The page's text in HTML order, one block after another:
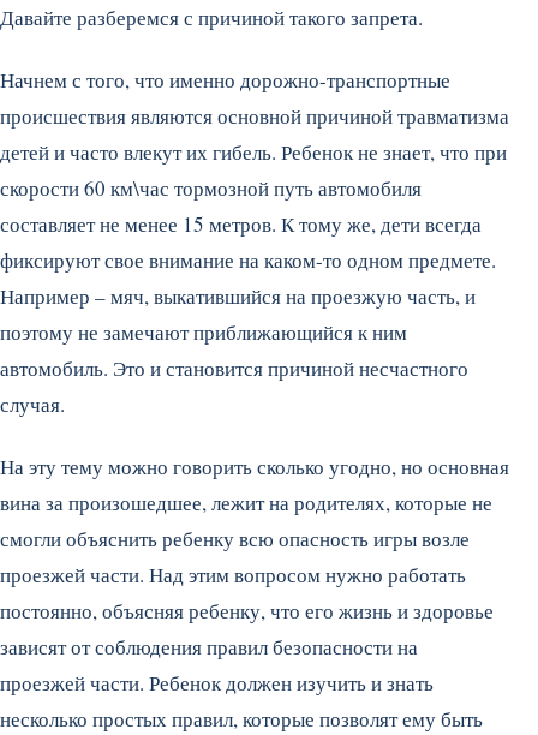
Давайте разберемся с причиной такого запрета.
Начнем с того, что именно дорожно-транспортные
происшествия являются основной причиной травматизма
детей и часто влекут их гибель. Ребенок не знает, что при
скорости 60 км\час тормозной путь автомобиля
составляет не менее 15 метров. К тому же, дети всегда
фиксируют свое внимание на каком-то одном предмете.
Например – мяч, выкатившийся на проезжую часть, и
поэтому не замечают приближающийся к ним
автомобиль. Это и становится причиной несчастного
случая.
На эту тему можно говорить сколько угодно, но основная
вина за произошедшее, лежит на родителях, которые не
смогли объяснить ребенку всю опасность игры возле
проезжей части. Над этим вопросом нужно работать
постоянно, объясняя ребенку, что его жизнь и здоровье
зависят от соблюдения правил безопасности на
проезжей части. Ребенок должен изучить и знать
несколько простых правил, которые позволят ему быть